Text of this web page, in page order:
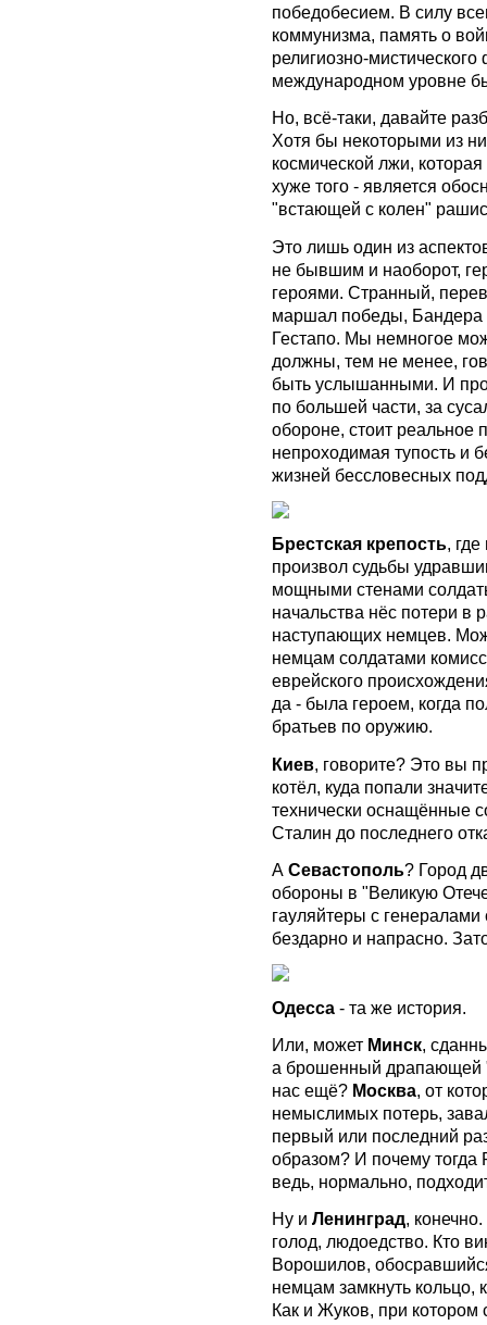
победобесием. В силу
коммунизма, память о
религиозно-
международном уровне
Но, всё-таки, давайте
Хотя бы некоторыми из
космической лжи,
хуже того - является
"встающей с колен"
Это лишь один из
не бывшим и наоборот,
героями. Странный,
маршал победы, Бандера
Гестапо. Мы немногое
должны, тем не менее,
быть услышанными. И про
по большей части, за
обороне, стоит реальное
непроходимая тупость и
жизней бессловесных
Брестская крепость,
произвол судьбы
мощными стенами
начальства нёс потери
наступающих немцев.
немцам солдатами
еврейского
да - была героем, когда
братьев по оружию.
Киев, говорите? Это вы
котёл, куда попали
технически оснащённые
Сталин до последнего
А Севастополь? Город
обороны в "Великую
гауляйтеры с
бездарно и напрасно.
Одесса - та же история.
Или, может Минск,
а брошенный драпающей
нас ещё? Москва, от
немыслимых потерь,
первый или последний
образом? И почему тогда
ведь, нормально,
Ну и Ленинград,
голод, людоедство. Кто
Ворошилов,
немцам замкнуть кольцо,
Как и Жуков, при котором